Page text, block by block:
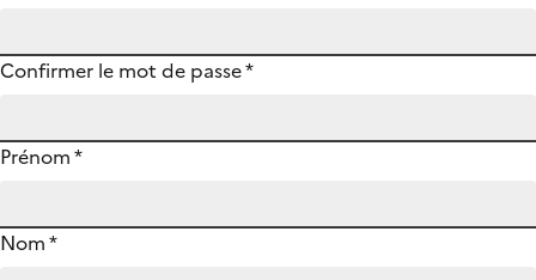
Confirmer le mot de passe*
Prénom*
Nom*